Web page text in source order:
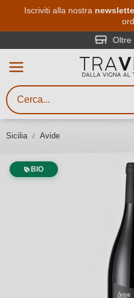
Iscriviti alla nostra
Oltre
Sicilia Avide
BIO
Ricerca vini
Inserisci almeno 3
gusto,